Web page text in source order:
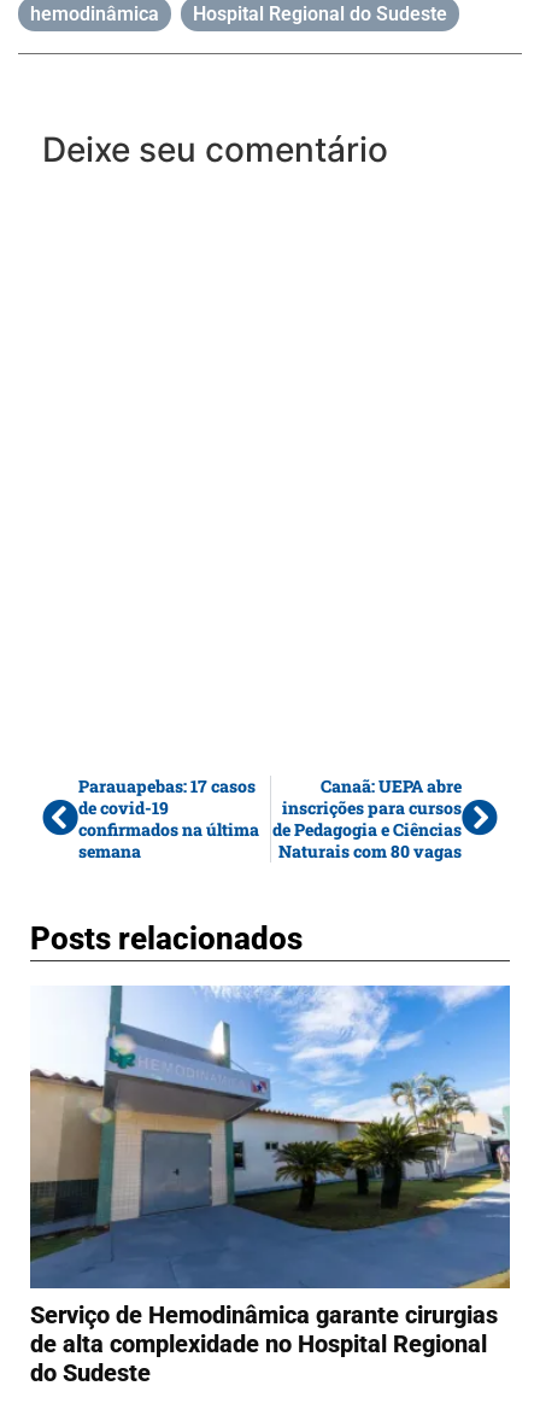
hemodinâmica Hospital Regional do Sudeste
Deixe seu comentário
Parauapebas: 17 casos
de covid-19
confirmados na última
semana
Canaã: UEPA abre
inscrições para cursos
de Pedagogia e Ciências
Naturais com 80 vagas
Posts relacionados
Serviço de Hemodinâmica garante cirurgias
de alta complexidade no Hospital Regional
do Sudeste